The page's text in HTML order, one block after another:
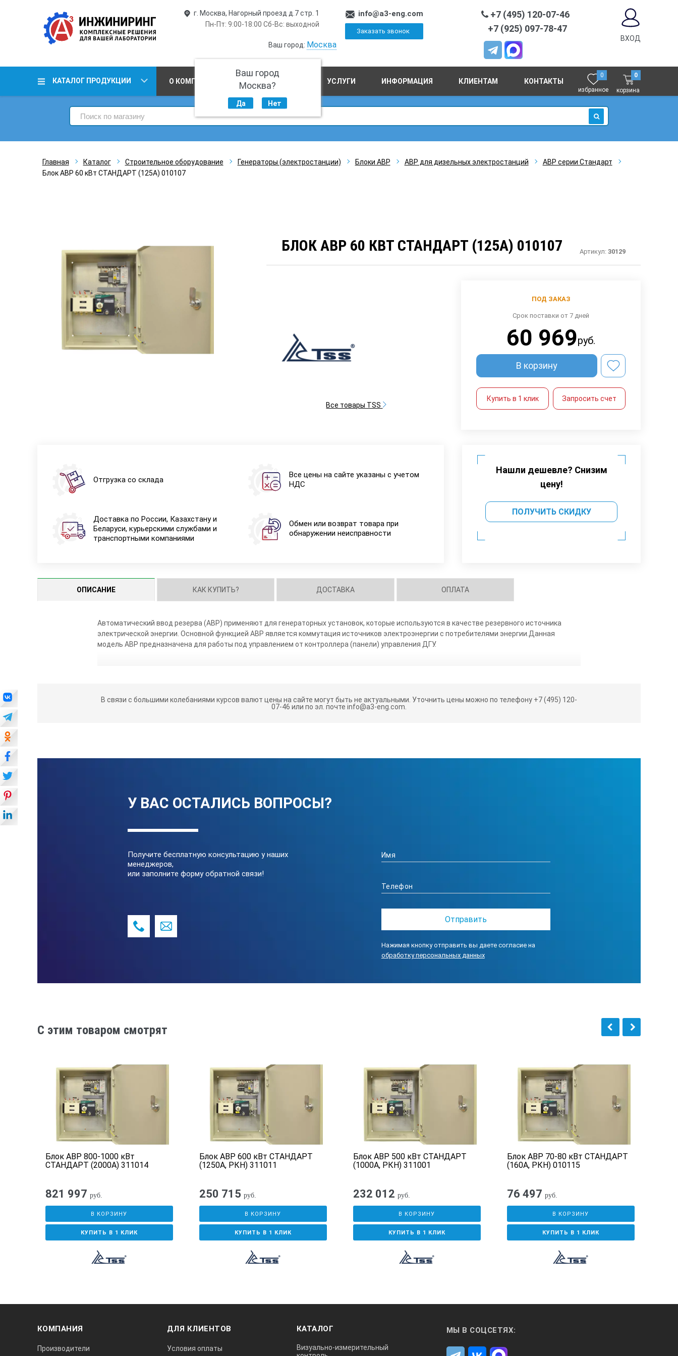
г. Москва, Нагорный проезд д.7 стр. 1
Пн-Пт: 9:00-18:00 Сб-Вс: выходной
Ваш город: Москва
Ваш город
Москва?
Да Нет
info@a3-eng.com
Заказать звонок
+7 (495) 120-07-46
+7 (925) 097-78-47
ВХОД
КАТАЛОГ ПРОДУКЦИИ О КОМПАНИИ ПРОИЗВОДСТВО УСЛУГИ ИНФОРМАЦИЯ КЛИЕНТАМ КОНТАКТЫ
0
избранное
0
корзина
ИСКАТЬ
Главная Каталог Строительное оборудование Генераторы (электростанции) Блоки АВР АВР для дизельных электростанций
АВР серии Стандарт
Блок АВР 60 кВт СТАНДАРТ (125А) 010107
БЛОК АВР 60 КВТ СТАНДАРТ (125А) 010107 Артикул:30129
Все товары TSS
ПОД ЗАКАЗ
Срок поставки от 7 дней
60 969руб.
В корзину
Купить в 1 клик Запросить счет
Отгрузка со склада
Все цены на сайте указаны с учетом
НДС
Доставка по России, Казахстану и
Беларуси, курьерскими службами и
транспортными компаниями
Обмен или возврат товара при
обнаружении неисправности
Нашли дешевле? Снизим
цену!
ПОЛУЧИТЬ СКИДКУ
ОПИСАНИЕ КАК КУПИТЬ? ДОСТАВКА ОПЛАТА
Автоматический ввод резерва (АВР) применяют для генераторных установок, которые используются в качестве резервного источника
электрической энергии. Основной функцией АВР является коммутация источников электроэнергии с потребителями энергии.Данная
модель АВР предназначена для работы под управлением от контроллера (панели) управления ДГУ.
В связи с большими колебаниями курсов валют цены на сайте могут быть не актуальными. Уточнить цены можно по телефону +7 (495) 120-
07-46 или по эл. почте info@a3-eng.com.
У ВАС ОСТАЛИСЬ ВОПРОСЫ?
Получите бесплатную консультацию у наших
менеджеров,
или заполните форму обратной связи!
Нажимая кнопку отправить вы даете согласие на
обработку персональных данных
C этим товаром смотрят
Блок АВР 800-1000 кВт
СТАНДАРТ (2000А) 311014
821 997 руб.
В КОРЗИНУ
КУПИТЬ В 1 КЛИК
Блок АВР 600 кВт СТАНДАРТ
(1250А, РКН) 311011
250 715 руб.
В КОРЗИНУ
КУПИТЬ В 1 КЛИК
Блок АВР 500 кВт СТАНДАРТ
(1000А, РКН) 311001
232 012 руб.
В КОРЗИНУ
КУПИТЬ В 1 КЛИК
Блок АВР 70-80 кВт СТАНДАРТ
(160А, РКН) 010115
76 497 руб.
В КОРЗИНУ
КУПИТЬ В 1 КЛИК
КОМПАНИЯ
Производители
ДЛЯ КЛИЕНТОВ
Условия оплаты
КАТАЛОГ
Визуально-измерительный
МЫ В СОЦСЕТЯХ: